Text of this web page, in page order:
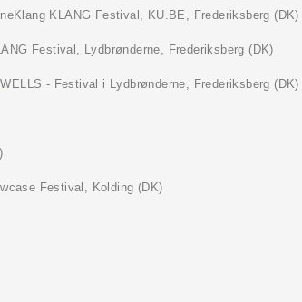
KLANG Festival, KU.BE, Frederiksberg (DK)
Festival, Lydbrønderne, Frederiksberg (DK)
- Festival i Lydbrønderne, Frederiksberg (DK)
Festival, Kolding (DK)